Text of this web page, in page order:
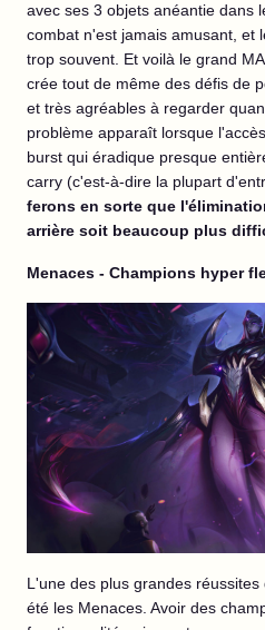
avec ses 3 objets anéantie dans
combat n'est jamais amusant, et
trop souvent. Et voilà le grand
crée tout de même des défis de
et très agréables à regarder
problème apparaît lorsque
burst qui éradique presque
carry (c'est-à-dire la plupart
ferons en sorte que
arrière soit beaucoup plus
Menaces - Champions hyper
L'une des plus grandes
été les Menaces. Avoir des